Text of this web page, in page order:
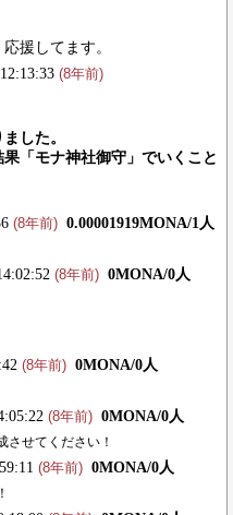
援してます。
(8年前)
した。
「モナ神社御守」でいくこと
(8年前) 0.00001919MONA/1人
(8年前) 0MONA/0人
(8年前) 0MONA/0人
(8年前) 0MONA/0人
させてください！
(8年前) 0MONA/0人